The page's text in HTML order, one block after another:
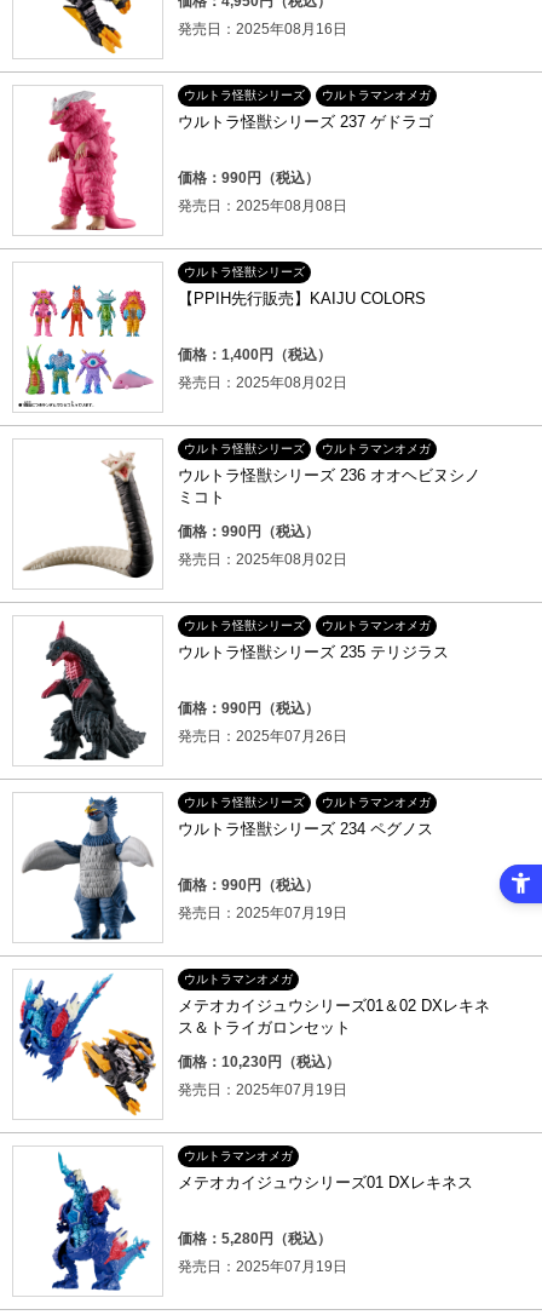
発売日：2025年08月16日
ウルトラ怪獣シリーズ ウルトラマンオメガ
ウルトラ怪獣シリーズ 237 ゲドラゴ
価格：990円（税込）
発売日：2025年08月08日
ウルトラ怪獣シリーズ
【PPIH先行販売】KAIJU COLORS
価格：1,400円（税込）
発売日：2025年08月02日
ウルトラ怪獣シリーズ ウルトラマンオメガ
ウルトラ怪獣シリーズ 236 オオヘビヌシノ
ミコト
価格：990円（税込）
発売日：2025年08月02日
ウルトラ怪獣シリーズ ウルトラマンオメガ
ウルトラ怪獣シリーズ 235 テリジラス
価格：990円（税込）
発売日：2025年07月26日
ウルトラ怪獣シリーズ ウルトラマンオメガ
ウルトラ怪獣シリーズ 234 ペグノス
価格：990円（税込）
発売日：2025年07月19日
ウルトラマンオメガ
メテオカイジュウシリーズ01＆02 DXレキネ
ス＆トライガロンセット
価格：10,230円（税込）
発売日：2025年07月19日
ウルトラマンオメガ
メテオカイジュウシリーズ01 DXレキネス
価格：5,280円（税込）
発売日：2025年07月19日